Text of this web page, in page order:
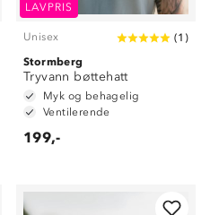
LAVPRIS
Unisex (1 )
Stormberg
Tryvann bøttehatt
Myk og behagelig
Ventilerende
199,-